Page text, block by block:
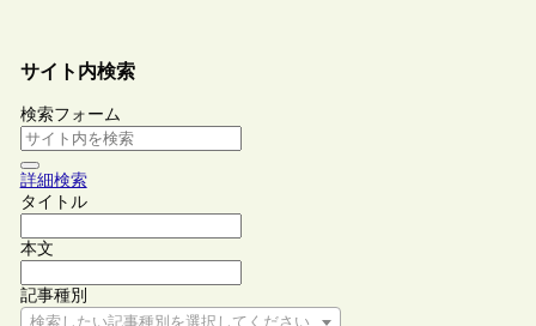
サイト内検索
検索フォーム
詳細検索
タイトル
本文
記事種別
検索したい記事種別を選択してください